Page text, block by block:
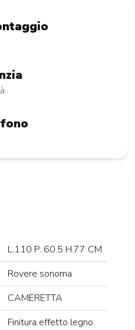
L.110 P. 60.5 H.77 CM
Rovere sonoma
CAMERETTA
Finitura effetto legno